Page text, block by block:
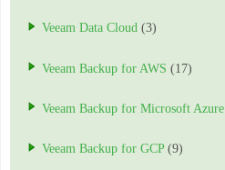
Veeam Data Cloud (3)
Veeam Backup for AWS (17)
Veeam Backup for Microsoft Azure
Veeam Backup for GCP(9)